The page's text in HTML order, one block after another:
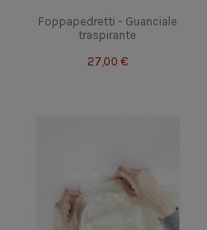
Foppapedretti - Guanciale
traspirante
27,00 €